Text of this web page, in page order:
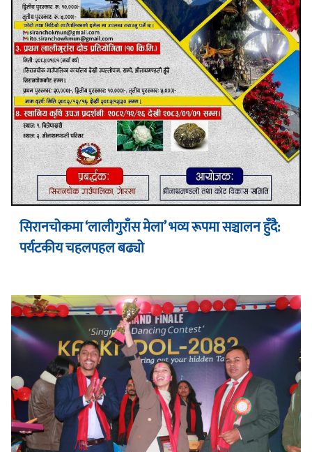
सिरानचोकमा ‘लालीगुराँस मेला’ भव्य रूपमा सञ्चालन हुँदै:
पर्यटकीय चहलपहल बढ्यो